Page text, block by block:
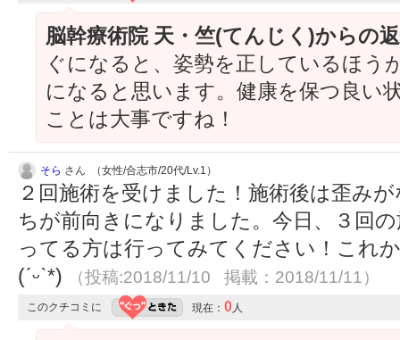
脳幹療術院 天・竺(てんじく)からの
ぐになると、姿勢を正しているほう
になると思います。健康を保つ良い
ことは大事ですね！
そら さん （女性/合志市/20代/Lv.1）
２回施術を受けました！施術後は歪み
ちが前向きになりました。今日、３回
ってる方は行ってみてください！これ
(ˊᵕˋ*)
（投稿:2018/11/10 掲載：2018/11/11）
このクチコミに 現在： 0人